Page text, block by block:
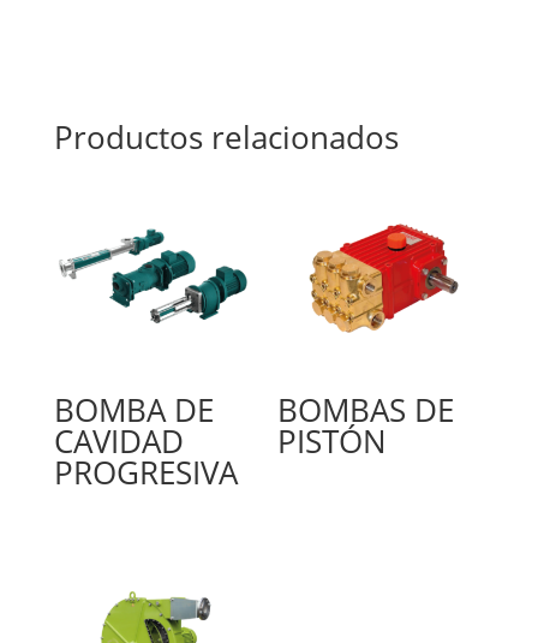
Productos relacionados
BOMBA DE
CAVIDAD
PROGRESIVA
BOMBAS DE
PISTÓN